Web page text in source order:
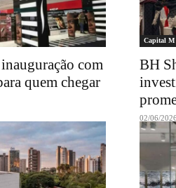
com
quem chegar
Capital M
BH
02/06/2026